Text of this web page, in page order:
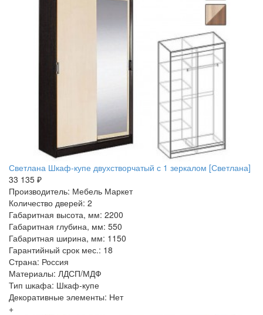
Светлана Шкаф-купе двухстворчатый с 1 зеркалом [Светлана]
33 135 ₽
Производитель: Мебель Маркет
Количество дверей: 2
Габаритная высота, мм: 2200
Габаритная глубина, мм: 550
Габаритная ширина, мм: 1150
Гарантийный срок мес.: 18
Страна: Россия
Материалы: ЛДСП/МДФ
Тип шкафа: Шкаф-купе
Декоративные элементы: Нет
+